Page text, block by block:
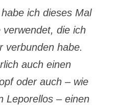
ich dieses Mal
die ich
verbunden habe.
auch einen
oder auch – wie
Leporellos – einen